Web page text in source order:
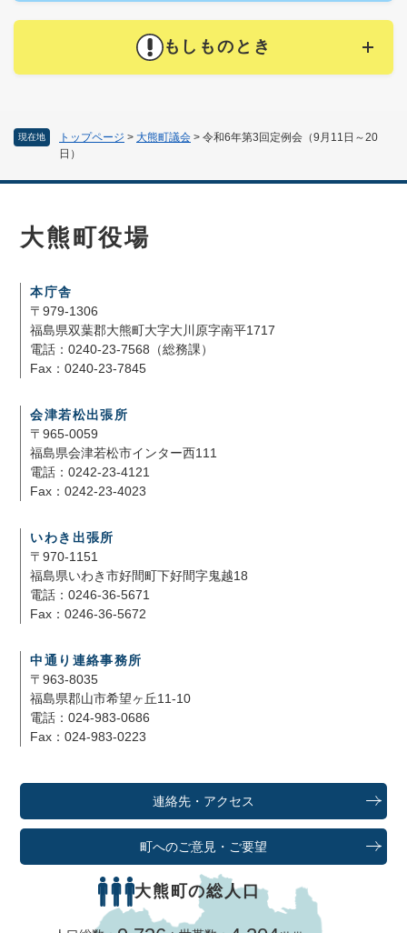
現在地 トップページ > 大熊町議会 > 令和6年第3回定例会（9月11日～20
日）
もしものとき
大熊町役場
本庁舎
〒979-1306
福島県双葉郡大熊町大字大川原字南平1717
電話：0240-23-7568（総務課）
Fax：0240-23-7845
会津若松出張所
〒965-0059
福島県会津若松市インター西111
電話：0242-23-4121
Fax：0242-23-4023
いわき出張所
〒970-1151
福島県いわき市好間町下好間字鬼越18
電話：0246-36-5671
Fax：0246-36-5672
中通り連絡事務所
〒963-8035
福島県郡山市希望ヶ丘11-10
電話：024-983-0686
Fax：024-983-0223
連絡先・アクセス
町へのご意見・ご要望
大熊町の総人口